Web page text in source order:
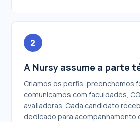
2
A Nursy assume a parte
Criamos os perfis, preenchemos
comunicamos com faculdades,
avaliadoras. Cada candidato
dedicado para acompanhamento